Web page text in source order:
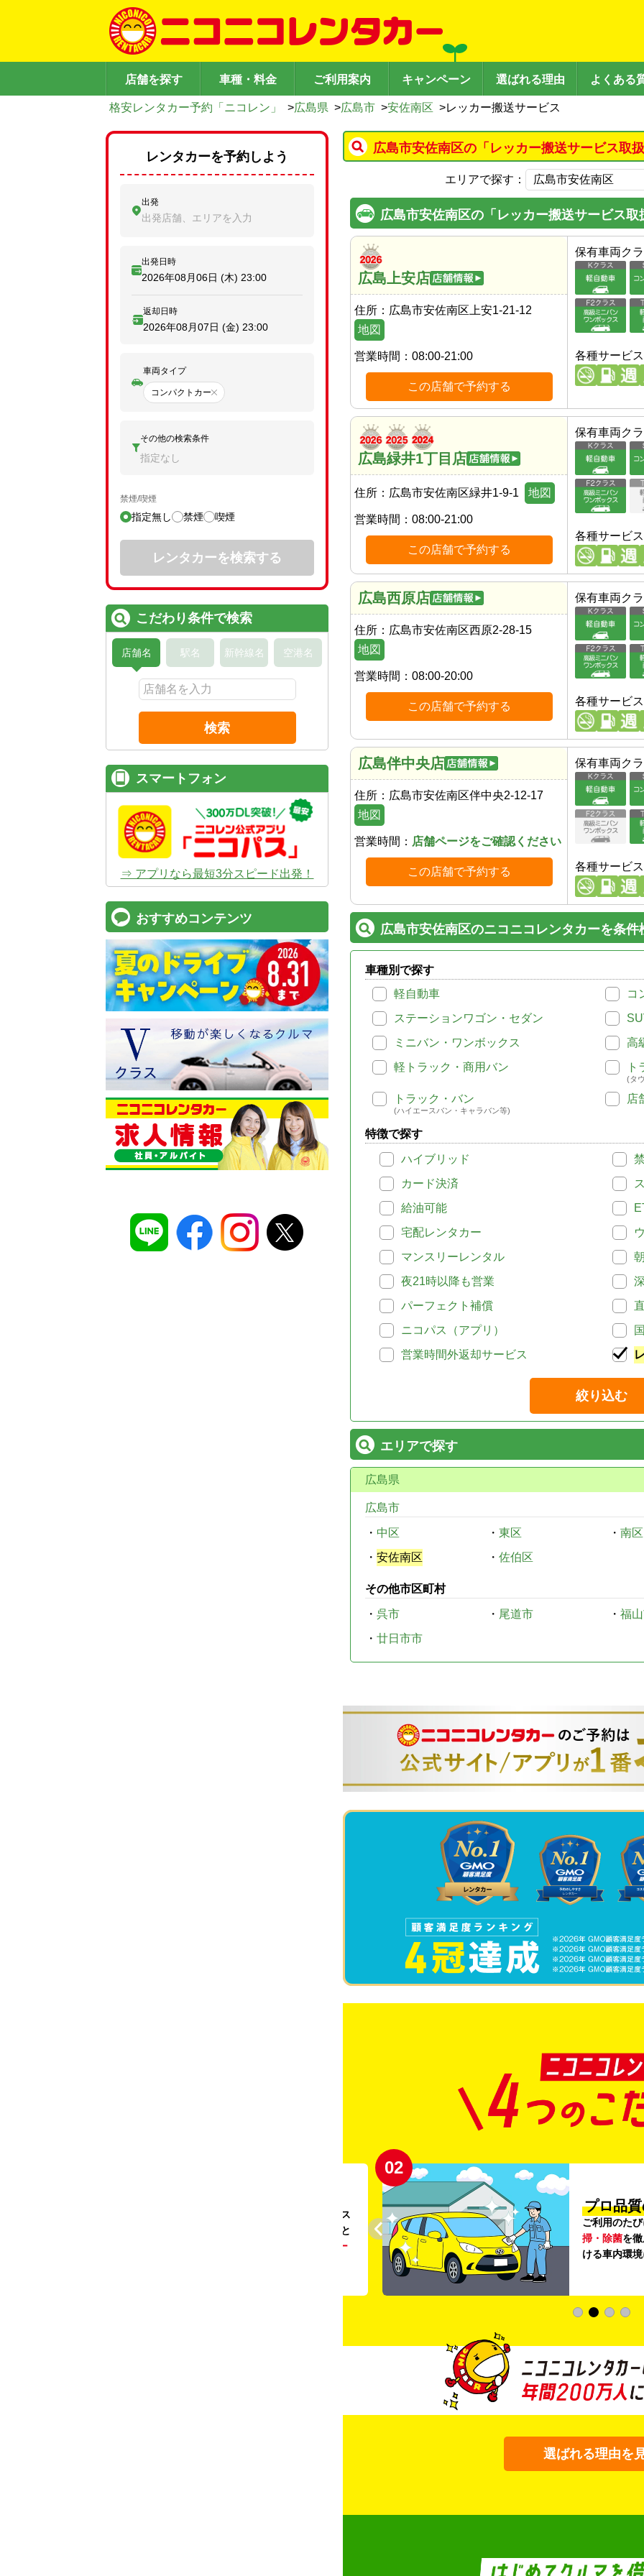
店舗を探す 車種・料金 ご利用案内 キャンペーン 選ばれる理由 よくある
格安レンタカー予約「ニコレン」 >広島県 >広島市 >安佐南区 >レッカー搬送サービス
広島市安佐南区の「レッカー搬送サービス取
エリアで探す：
広島市安佐南区の「レッカー搬送サービス
広島上安店
住所： 広島市安佐南区上安1-21-12
地図
営業時間： 08:00-21:00
この店舗で予約する
保有車両ク
各種サービス
広島緑井1丁目店
住所： 広島市安佐南区緑井1-9-1 地図
営業時間： 08:00-21:00
この店舗で予約する
保有車両ク
各種サービス
広島西原店
住所： 広島市安佐南区西原2-28-15
地図
営業時間： 08:00-20:00
この店舗で予約する
保有車両ク
各種サービス
広島伴中央店
住所： 広島市安佐南区伴中央2-12-17
地図
営業時間： 店舗ページをご確認ください
この店舗で予約する
保有車両ク
各種サービス
広島市安佐南区のニコニコレンタカーを条件
車種別で探す
軽自動車
コ
ステーションワゴン・セダン
ミニバン・ワンボックス
高
軽トラック・商用バン
ト
(タ
トラック・バン
(ハイエースバン・キャラバン等)
店
特徴で探す
ハイブリッド
カード決済
給油可能
宅配レンタカー
マンスリーレンタル
夜21時以降も営業
パーフェクト補償
ニコパス（アプリ）
営業時間外返却サービス
絞り込む
エリアで探す
広島県
広島市
・ 中区 ・ 東区 ・ 南区
・ 安佐南区 ・ 佐伯区
その他市区町村
・ 呉市 ・ 尾道市 ・ 福
・ 廿日市市
。ガソリンス
タンドや整備工場の既存インフラを活用すること
リー
02
プロ品
ご利用のた
掃・除菌を
ける車内環
選ばれる理由を
レンタカーを予約しよう
出発
出発店舗、エリアを入力
出発日時
2026年08月06日 (木) 23:00
返却日時
2026年08月07日 (金) 23:00
車両タイプ
コンパクトカー
その他の検索条件
指定なし
禁煙/喫煙
指定無し 禁煙 喫煙
レンタカーを検索する
こだわり条件で検索
店舗名 駅名 新幹線名 空港名
検索
スマートフォン
⇒ アプリなら最短3分スピード出発！
おすすめコンテンツ